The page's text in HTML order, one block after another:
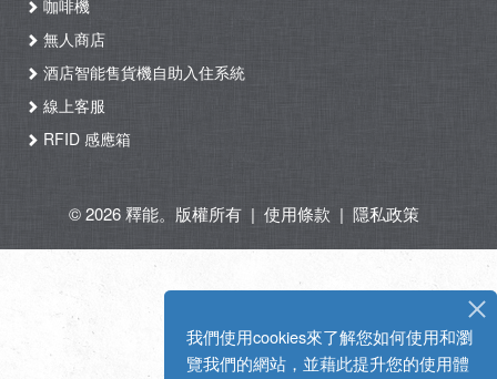
我們使用cookies來了解您如何使用和瀏
覽我們的網站，並藉此提升您的使用體
咖啡機
無人商店
酒店智能售貨機自助入住系統
線上客服
RFID 感應箱
© 2026 釋能。版權所有| 使用條款 | 隱私政策